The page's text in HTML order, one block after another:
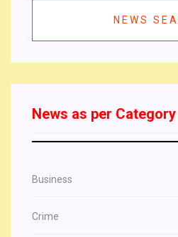
NEWS
News as per Category
Business
Crime